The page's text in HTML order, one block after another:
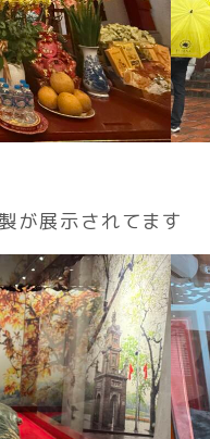
が展示されてます